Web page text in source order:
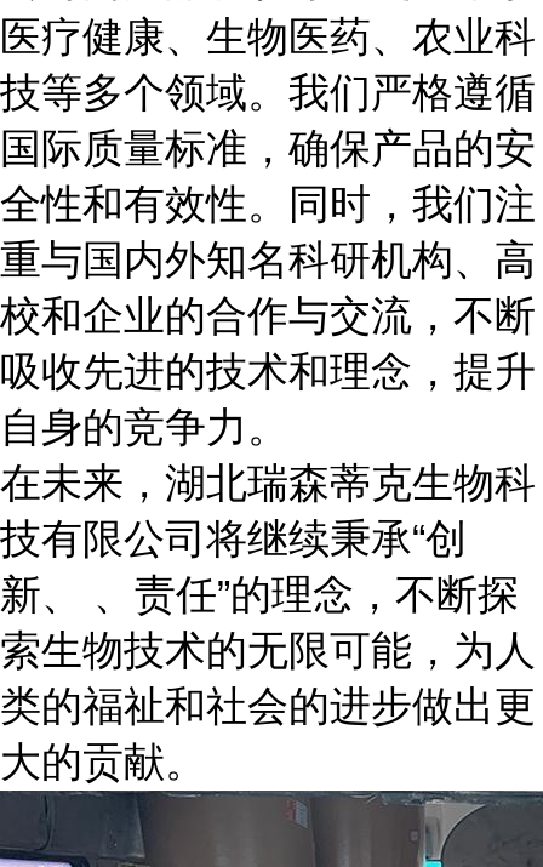
医疗健康、生物医药、农业科
技等多个领域。我们严格遵循
国际质量标准，确保产品的安
全性和有效性。同时，我们注
重与国内外知名科研机构、高
校和企业的合作与交流，不断
吸收先进的技术和理念，提升
自身的竞争力。
在未来，湖北瑞森蒂克生物科
技有限公司将继续秉承“创
新、 、责任”的理念，不断探
索生物技术的无限可能，为人
类的福祉和社会的进步做出更
大的贡献。